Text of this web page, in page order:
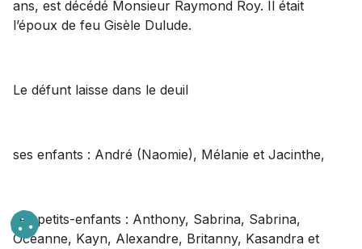
ans, est décédé Monsieur Raymond Roy. Il était
l’époux de feu Gisèle Dulude.
Le défunt laisse dans le deuil
ses enfants : André (Naomie), Mélanie et Jacinthe,
ses petits-enfants : Anthony, Sabrina, Sabrina,
Océanne, Kayn, Alexandre, Britanny, Kasandra et